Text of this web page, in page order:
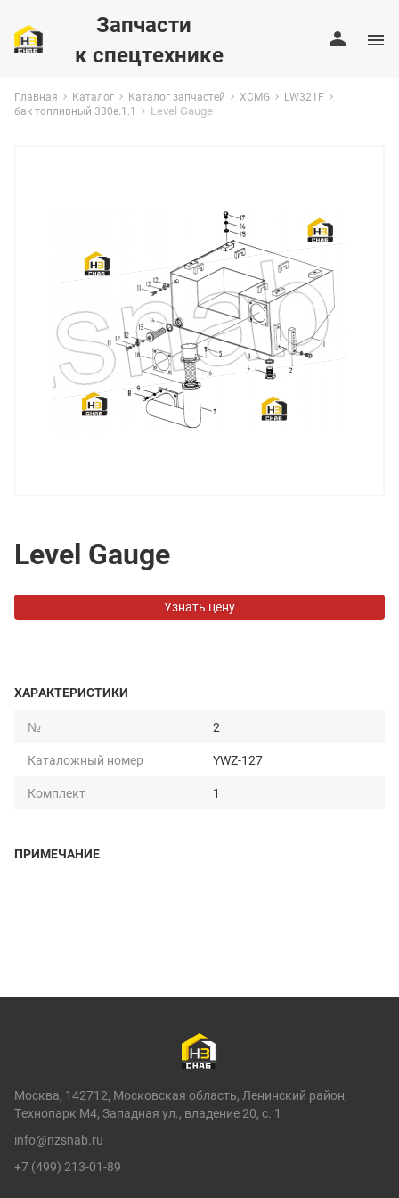
Запчасти
к спецтехнике
Главная Каталог Каталог запчастей XCMG
LW321F
бак топливный 330e.1.1
Level Gauge
Level Gauge
Узнать цену
ХАРАКТЕРИСТИКИ
№
2
Каталожный номер
YWZ-127
Комплект
1
ПРИМЕЧАНИЕ
Москва, 142712, Московская область, Ленинский район,
Технопарк М4, Западная ул., владение 20, с. 1
info@nzsnab.ru
+7 (499) 213-01-89